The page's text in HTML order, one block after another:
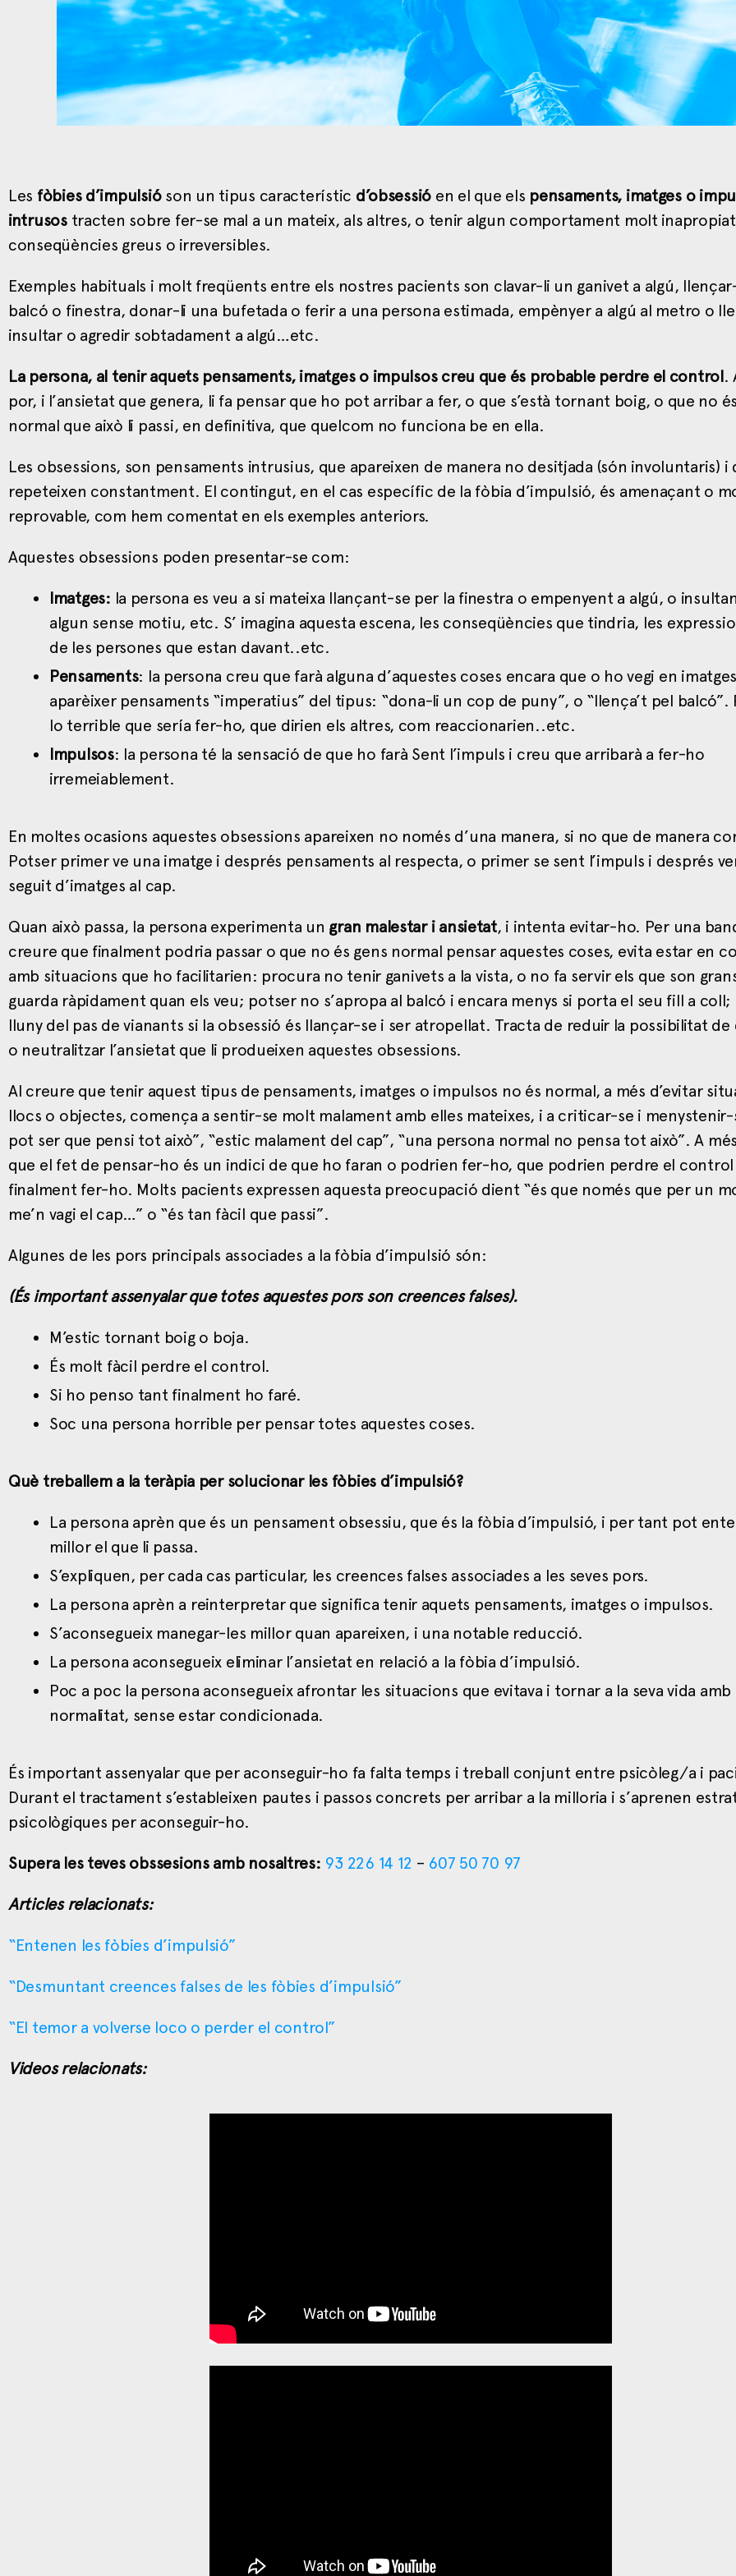
Les fòbies d’impulsióson un tipus característic d’obsessió en el que els pensaments, imatges o
intrusostracten sobre fer-se mal a un mateix, als altres, o tenir algun comportament molt
conseqüències greus o irreversibles.
Exemples habituals i molt freqüents entre els nostres pacients son clavar-li un ganivet a algú,
balcó o finestra, donar-li una bufetada o ferir a una persona estimada, empènyer a algú al metro o
insultar o agredir sobtadament a algú…etc.
La persona, al tenir aquets pensaments, imatges o impulsos creu que és probable perdre el control.
por, i l’ansietat que genera, li fa pensar que ho pot arribar a fer, o que s’està tornant boig, o que no
normal que això li passi, en definitiva, que quelcom no funciona be en ella.
Les obsessions, son pensaments intrusius, que apareixen de manera no desitjada (són involuntaris) i
repeteixen constantment. El contingut, en el cas específic de la fòbia d’impulsió, és amenaçant o
reprovable, com hem comentat en els exemples anteriors.
Aquestes obsessions poden presentar-se com:
Imatges: la persona es veu a si mateixa llançant-se per la finestra o empenyent a algú, o
algun sense motiu, etc. S’ imagina aquesta escena, les conseqüències que tindria, les
de les persones que estan davant..etc.
Pensaments: la persona creu que farà alguna d’aquestes coses encara que o ho vegi en
aparèixer pensaments “imperatius” del tipus: “dona-li un cop de puny”, o “llença’t pel balcó”.
lo terrible que sería fer-ho, que dirien els altres, com reaccionarien..etc.
Impulsos: la persona té la sensació de que ho farà Sent l’impuls i creu que arribarà a fer-ho
irremeiablement.
En moltes ocasions aquestes obsessions apareixen no només d’una manera, si no que de manera
Potser primer ve una imatge i després pensaments al respecta, o primer se sent l’impuls i després
seguit d’imatges al cap.
Quan això passa, la persona experimenta un gran malestar i ansietat, i intenta evitar-ho. Per una
creure que finalment podria passar o que no és gens normal pensar aquestes coses, evita estar en
amb situacions que ho facilitarien: procura no tenir ganivets a la vista, o no fa servir els que son
guarda ràpidament quan els veu; potser no s’apropa al balcó i encara menys si porta el seu fill a coll;
lluny del pas de vianants si la obsessió és llançar-se i ser atropellat. Tracta de reduir la possibilitat de
o neutralitzar l’ansietat que li produeixen aquestes obsessions.
Al creure que tenir aquest tipus de pensaments, imatges o impulsos no és normal, a més d’evitar
llocs o objectes, comença a sentir-se molt malament amb elles mateixes, i a criticar-se i
pot ser que pensi tot això”, “estic malament del cap”, “una persona normal no pensa tot això”. A
que el fet de pensar-ho és un indici de que ho faran o podrien fer-ho, que podrien perdre el control
finalment fer-ho. Molts pacients expressen aquesta preocupació dient “és que només que per un
me’n vagi el cap…” o “és tan fàcil que passi”.
Algunes de les pors principals associades a la fòbia d’impulsió són:
(És important assenyalar que totes aquestes pors son creences falses).
M’estic tornant boig o boja.
És molt fàcil perdre el control.
Si ho penso tant finalment ho faré.
Soc una persona horrible per pensar totes aquestes coses.
Què treballem a la teràpia per solucionar les fòbies d’impulsió?
La persona aprèn que és un pensament obsessiu, que és la fòbia d’impulsió, i per tant pot
millor el que li passa.
S’expliquen, per cada cas particular, les creences falses associades a les seves pors.
La persona aprèn a reinterpretar que significa tenir aquets pensaments, imatges o impulsos.
S’aconsegueix manegar-les millor quan apareixen, i una notable reducció.
La persona aconsegueix eliminar l’ansietat en relació a la fòbia d’impulsió.
Poc a poc la persona aconsegueix afrontar les situacions que evitava i tornar a la seva vida amb
normalitat, sense estar condicionada.
És important assenyalar que per aconseguir-ho fa falta temps i treball conjunt entre psicòleg/a i
Durant el tractament s’estableixen pautes i passos concrets per arribar a la milloria i s’aprenen
psicològiques per aconseguir-ho.
Supera les teves obssesions amb nosaltres: 93 226 14 12 – 607 50 70 97
Articles relacionats:
“Entenen les fòbies d’impulsió”
“Desmuntant creences falses de les fòbies d’impulsió”
“El temor a volverse loco o perder el control”
Videos relacionats: